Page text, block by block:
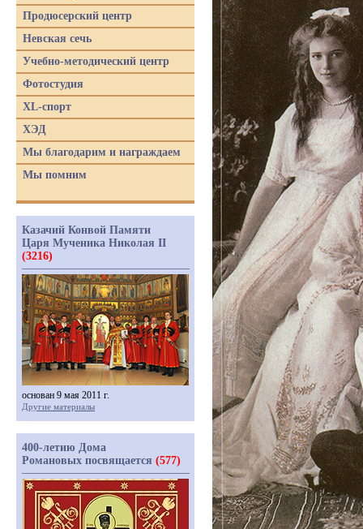
Продюсерский центр
Невская сечь
Учебно-методический центр
Фотостудия
XL-спорт
ХЭД
Мы благодарим и награждаем
Мы помним
Казачий Конвой Памяти
Царя Мученика Николая II
(3216)
основан 9 мая 2011 г.
Другие материалы
400-летию Дома
Романовых посвящается (577)